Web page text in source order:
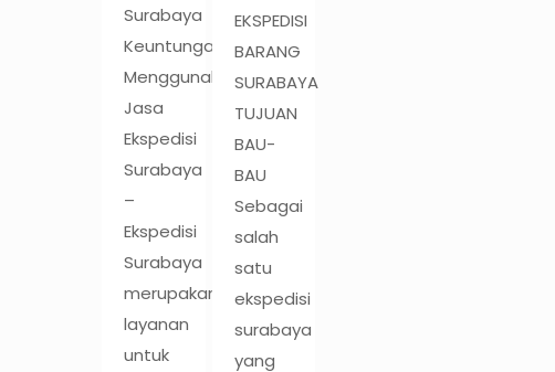
Surabaya
Keuntungan
Menggunakan
Jasa
Ekspedisi
Surabaya
–
Ekspedisi
Surabaya
merupakan
layanan
untuk
EKSPEDISI
BARANG
SURABAYA
TUJUAN
BAU-
BAU
Sebagai
salah
satu
ekspedisi
surabaya
yang